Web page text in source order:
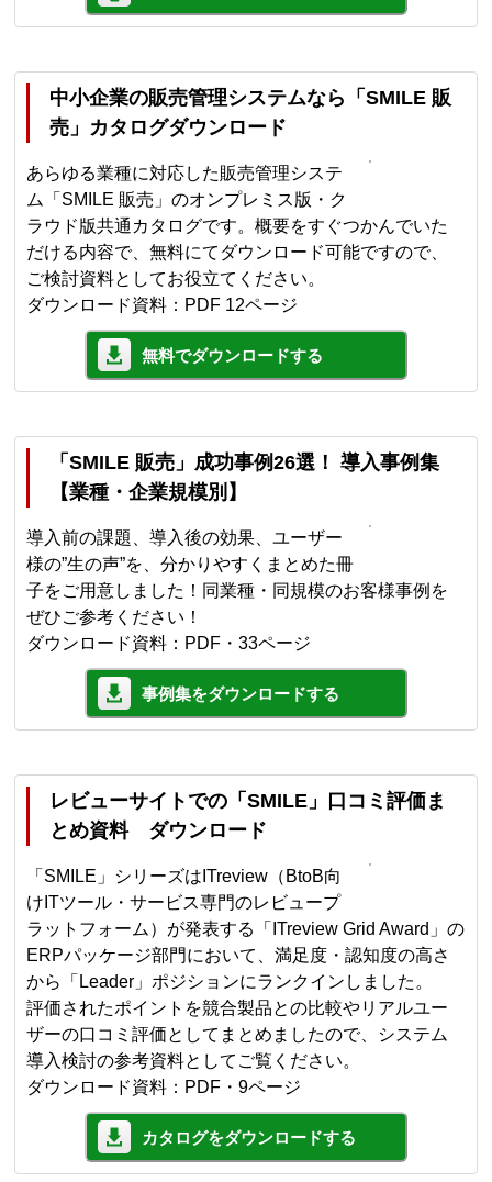
中小企業の販売管理システムなら「SMILE 販
売」カタログダウンロード
あらゆる業種に対応した販売管理システ
ム「SMILE 販売」のオンプレミス版・ク
ラウド版共通カタログです。概要をすぐつかんでいた
だける内容で、無料にてダウンロード可能ですので、
ご検討資料としてお役立てください。
ダウンロード資料：PDF 12ページ
無料でダウンロードする
「SMILE 販売」成功事例26選！ 導入事例集
【業種・企業規模別】
導入前の課題、導入後の効果、ユーザー
様の”生の声”を、分かりやすくまとめた冊
子をご用意しました！同業種・同規模のお客様事例を
ぜひご参考ください！
ダウンロード資料：PDF・33ページ
事例集をダウンロードする
レビューサイトでの「SMILE」口コミ評価ま
とめ資料 ダウンロード
「SMILE」シリーズはITreview（BtoB向
けITツール・サービス専門のレビュープ
ラットフォーム）が発表する「ITreview Grid Award」の
ERPパッケージ部門において、満足度・認知度の高さ
から「Leader」ポジションにランクインしました。
評価されたポイントを競合製品との比較やリアルユー
ザーの口コミ評価としてまとめましたので、システム
導入検討の参考資料としてご覧ください。
ダウンロード資料：PDF・9ページ
カタログをダウンロードする